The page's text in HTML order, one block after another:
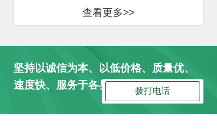
查看更多>>
坚持以诚信为本、以低价格、质量优、
速度快、服务于各界朋友
拨打电话